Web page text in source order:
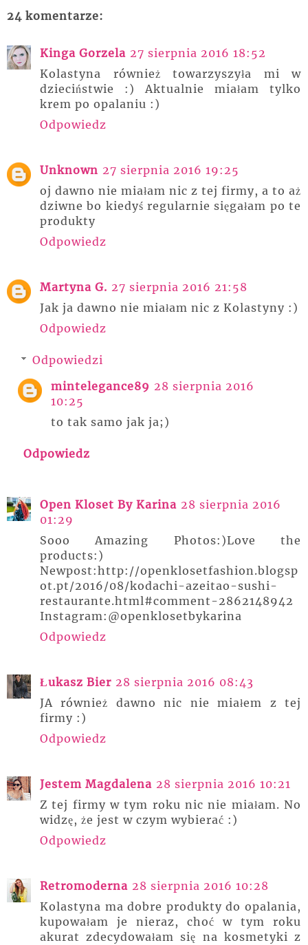
24 komentarze:
Kinga Gorzela 27 sierpnia 2016 18:52
Kolastyna również towarzyszyła mi w
dzieciństwie :) Aktualnie miałam tylko
krem po opalaniu :)
Odpowiedz
Unknown 27 sierpnia 2016 19:25
oj dawno nie miałam nic z tej firmy, a to aż
dziwne bo kiedyś regularnie sięgałam po te
produkty
Odpowiedz
Martyna G. 27 sierpnia 2016 21:58
Jak ja dawno nie miałam nic z Kolastyny :)
Odpowiedz
Odpowiedzi
mintelegance89 28 sierpnia 2016
10:25
to tak samo jak ja;)
Odpowiedz
Open Kloset By Karina 28 sierpnia 2016
01:29
Sooo Amazing Photos:)Love the
products:)
Newpost:http://openklosetfashion.blogsp
ot.pt/2016/08/kodachi-azeitao-sushi-
restaurante.html#comment-2862148942
Instagram:@openklosetbykarina
Odpowiedz
Łukasz Bier 28 sierpnia 2016 08:43
JA również dawno nic nie miałem z tej
firmy :)
Odpowiedz
Jestem Magdalena 28 sierpnia 2016 10:21
Z tej firmy w tym roku nic nie miałam. No
widzę, że jest w czym wybierać :)
Odpowiedz
Retromoderna 28 sierpnia 2016 10:28
Kolastyna ma dobre produkty do opalania,
kupowałam je nieraz, choć w tym roku
akurat zdecydowałam się na kosmetyki z